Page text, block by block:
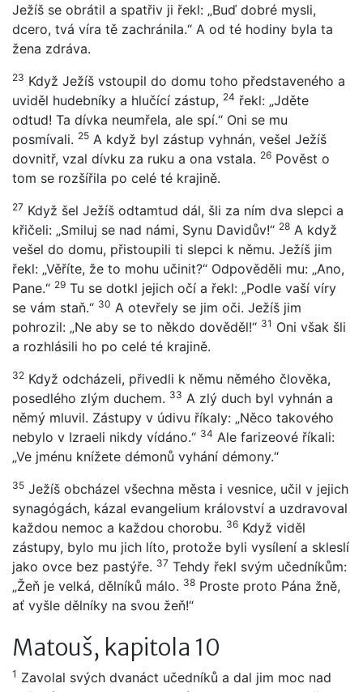
Ježíš se obrátil a spatřiv ji řekl: „Buď dobré mysli,
dcero, tvá víra tě zachránila.“ A od té hodiny byla ta
žena zdráva.
23 Když Ježíš vstoupil do domu toho představeného a
uviděl hudebníky a hlučící zástup, 24 řekl: „Jděte
odtud! Ta dívka neumřela, ale spí.“ Oni se mu
posmívali. 25 A když byl zástup vyhnán, vešel Ježíš
dovnitř, vzal dívku za ruku a ona vstala. 26 Pověst o
tom se rozšířila po celé té krajině.
27 Když šel Ježíš odtamtud dál, šli za ním dva slepci a
křičeli: „Smiluj se nad námi, Synu Davidův!“ 28 A když
vešel do domu, přistoupili ti slepci k němu. Ježíš jim
řekl: „Věříte, že to mohu učinit?“ Odpověděli mu: „Ano,
Pane.“ 29 Tu se dotkl jejich očí a řekl: „Podle vaší víry
se vám staň.“ 30 A otevřely se jim oči. Ježíš jim
pohrozil: „Ne aby se to někdo dověděl!“ 31 Oni však šli
a rozhlásili ho po celé té krajině.
32 Když odcházeli, přivedli k němu němého člověka,
posedlého zlým duchem. 33 A zlý duch byl vyhnán a
němý mluvil. Zástupy v údivu říkaly: „Něco takového
nebylo v Izraeli nikdy vídáno.“ 34 Ale farizeové říkali:
„Ve jménu knížete démonů vyhání démony.“
35 Ježíš obcházel všechna města i vesnice, učil v jejich
synagógách, kázal evangelium království a uzdravoval
každou nemoc a každou chorobu. 36 Když viděl
zástupy, bylo mu jich líto, protože byli vysílení a skleslí
jako ovce bez pastýře. 37 Tehdy řekl svým učedníkům:
„Žeň je velká, dělníků málo. 38 Proste proto Pána žně,
ať vyšle dělníky na svou žeň!“
Matouš, kapitola 10
1 Zavolal svých dvanáct učedníků a dal jim moc nad